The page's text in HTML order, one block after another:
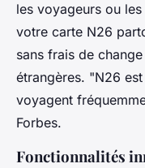
les voyageurs ou
votre carte N26
sans frais de
étrangères. "N26
voyagent
Forbes.
Fonctionnalités